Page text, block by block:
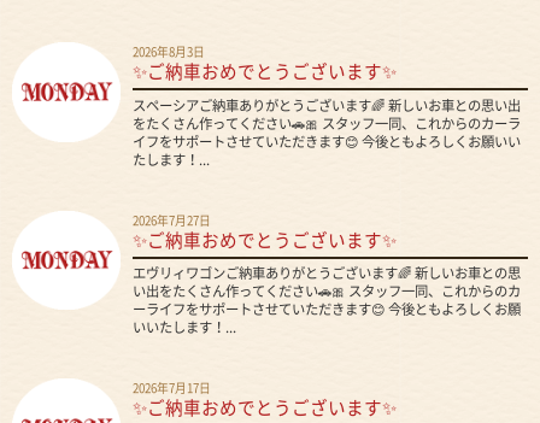
2026年8月3日
✨ご納車おめでとうございます✨
スペーシアご納車ありがとうございます🌈 新しいお車との思い出
をたくさん作ってください🚗🎀 スタッフ一同、これからのカーラ
イフをサポートさせていただきます😊 今後ともよろしくお願いい
たします！...
2026年7月27日
✨ご納車おめでとうございます✨
エヴリィワゴンご納車ありがとうございます🌈 新しいお車との思
い出をたくさん作ってください🚗🎀 スタッフ一同、これからのカ
ーライフをサポートさせていただきます😊 今後ともよろしくお願
いいたします！...
2026年7月17日
✨ご納車おめでとうございます✨